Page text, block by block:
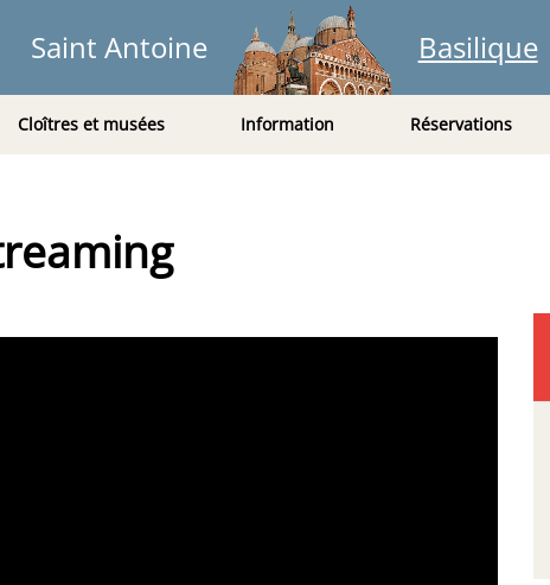
Saint Antoine Basilique
Cloîtres et musées Information Réservations